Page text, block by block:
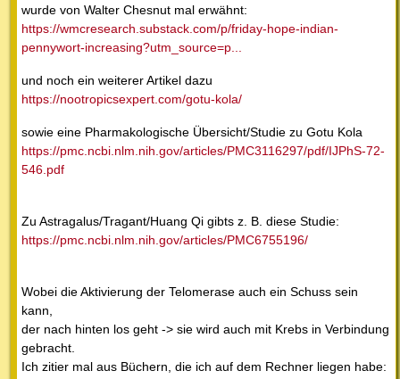
wurde von Walter Chesnut mal erwähnt:
https://wmcresearch.substack.com/p/friday-hope-indian-
pennywort-increasing?utm_source=p...
und noch ein weiterer Artikel dazu
https://nootropicsexpert.com/gotu-kola/
sowie eine Pharmakologische Übersicht/Studie zu Gotu Kola
https://pmc.ncbi.nlm.nih.gov/articles/PMC3116297/pdf/IJPhS-72-
546.pdf
Zu Astragalus/Tragant/Huang Qi gibts z. B. diese Studie:
https://pmc.ncbi.nlm.nih.gov/articles/PMC6755196/
Wobei die Aktivierung der Telomerase auch ein Schuss sein
kann,
der nach hinten los geht -> sie wird auch mit Krebs in Verbindung
gebracht.
Ich zitier mal aus Büchern, die ich auf dem Rechner liegen habe: